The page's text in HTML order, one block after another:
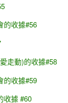
的收據#56
走動)的收據#58
的收據#59
收據 #60